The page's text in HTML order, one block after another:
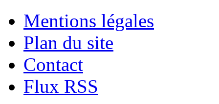
Mentions légales
Plan du site
Contact
Flux RSS